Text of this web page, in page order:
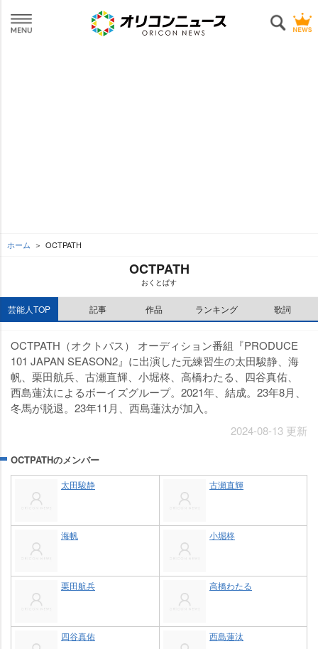
ホーム OCTPATH
OCTPATH
おくとぱす
芸能人TOP 記事 作品 ランキング 歌詞
OCTPATH（オクトパス） オーディション番組『PRODUCE
101 JAPAN SEASON2』に出演した元練習生の太田駿静、海
帆、栗田航兵、古瀬直輝、小堀柊、高橋わたる、四谷真佑、
西島蓮汰によるボーイズグループ。2021年、結成。23年8月、
冬馬が脱退。23年11月、西島蓮汰が加入。
2024-08-13 更新
OCTPATHのメンバー
太田駿静 古瀬直輝
海帆 小堀柊
栗田航兵 高橋わたる
四谷真佑 西島蓮汰